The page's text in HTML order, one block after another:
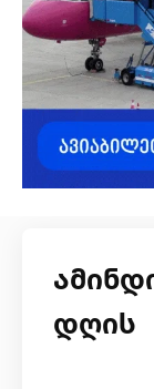
დღის